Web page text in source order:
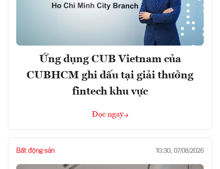
Ứng dụng CUB Vietnam của
CUBHCM ghi dấu tại giải thưởng
fintech khu vực
Đọc ngay
Bất động sản 10:30, 07/08/2026